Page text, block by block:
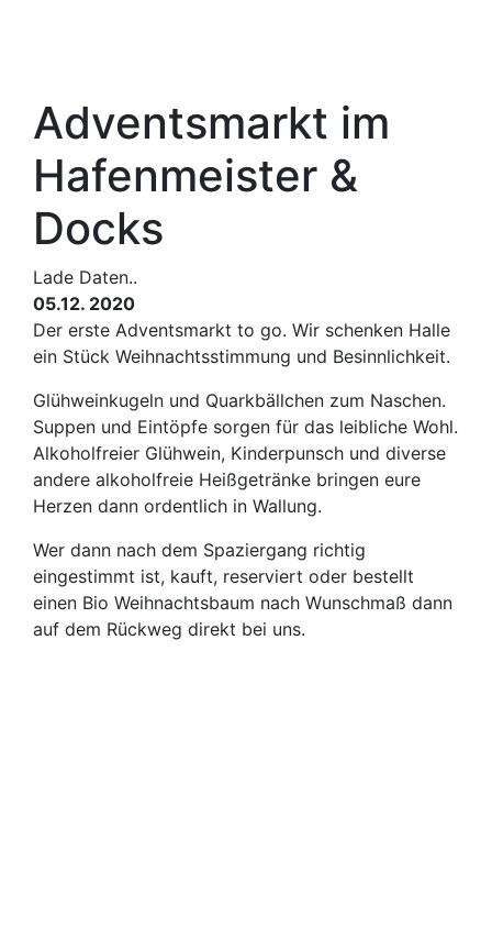
Adventsmarkt im
Hafenmeister &
Docks
Lade Daten..
05.12. 2020
Der erste Adventsmarkt to go. Wir schenken Halle
ein Stück Weihnachtsstimmung und Besinnlichkeit.
Glühweinkugeln und Quarkbällchen zum Naschen.
Suppen und Eintöpfe sorgen für das leibliche Wohl.
Alkoholfreier Glühwein, Kinderpunsch und diverse
andere alkoholfreie Heißgetränke bringen eure
Herzen dann ordentlich in Wallung.
Wer dann nach dem Spaziergang richtig
eingestimmt ist, kauft, reserviert oder bestellt
einen Bio Weihnachtsbaum nach Wunschmaß dann
auf dem Rückweg direkt bei uns.